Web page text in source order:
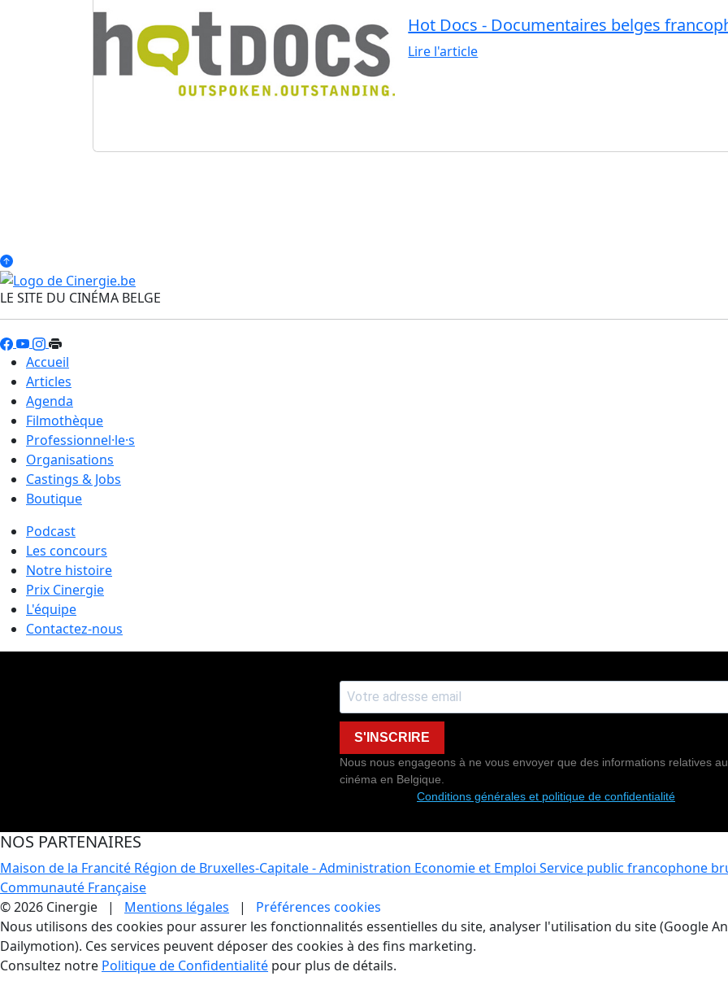
Hot Docs - Documentaires belges
Lire l'article
LE SITE DU CINÉMA BELGE
Accueil
Articles
Agenda
Filmothèque
Professionnel·le·s
Organisations
Castings & Jobs
Boutique
Podcast
Les concours
Notre histoire
Prix Cinergie
L'équipe
Contactez-nous
S'INSCRIRE
Nous nous engageons à ne vous envoyer que des informations relatives au
cinéma en Belgique.
Conditions générales et politique de confidentialité
NOS PARTENAIRES
Maison de la Francité Région de Bruxelles-Capitale - Administration Economie et Emploi Service public francophone
Communauté Française
© 2026 Cinergie | Mentions légales | Préférences cookies
Gestion des Cookies
Nous utilisons des cookies pour assurer les fonctionnalités essentielles du site, analyser l'utilisation du site (Google
Dailymotion). Ces services peuvent déposer des cookies à des fins marketing.
Consultez notre Politique de Confidentialité pour plus de détails.